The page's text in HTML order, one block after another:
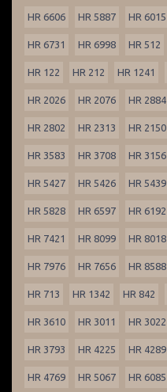
HR 6606 HR 5887 HR 6015
HR 6731 HR 6998 HR 512
HR 122 HR 212 HR 1241
HR 2026 HR 2076 HR 2884
HR 2802 HR 2313 HR 2150
HR 3583 HR 3708 HR 3156
HR 5427 HR 5426 HR 5439
HR 5828 HR 6597 HR 6192
HR 7421 HR 8099 HR 8018
HR 7976 HR 7656 HR 8588
HR 713 HR 1342 HR 842
HR 3610 HR 3011 HR 3022
HR 3793 HR 4225 HR 4289
HR 4769 HR 5067 HR 6085